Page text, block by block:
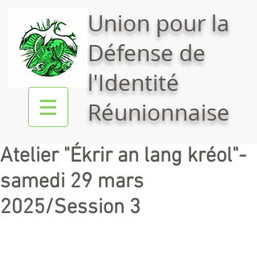
Union pour la
Défense de
l'Identité
Réunionnaise
Atelier "Ékrir an lang kréol"-
samedi 29 mars
2025/Session 3